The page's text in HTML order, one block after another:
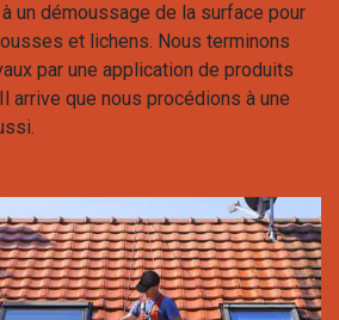
un démoussage de la surface pour
et lichens. Nous terminons
par une application de produits
arrive que nous procédions à une